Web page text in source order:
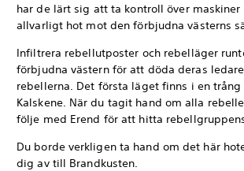
har de lärt sig att ta kontroll över maskiner
allvarligt hot mot den förbjudna västerns
Infiltrera rebellutposter och rebelläger
förbjudna västern för att döda deras
rebellerna. Det första läget finns i en
Kalskene. När du tagit hand om alla
följe med Erend för att hitta
Du borde verkligen ta hand om det här
dig av till Brandkusten.